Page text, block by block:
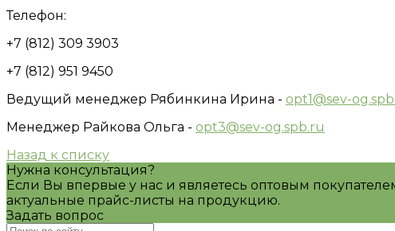
Телефон:
+7 (812) 309 3903
+7 (812) 951 9450
Ведущий менеджер Рябинкина Ирина - opt1@sev-
Менеджер Райкова Ольга - opt3@sev-og.spb.ru
Назад к списку
Нужна консультация?
Если Вы впервые у нас и являетесь оптовым
актуальные прайс-листы на продукцию.
Задать вопрос